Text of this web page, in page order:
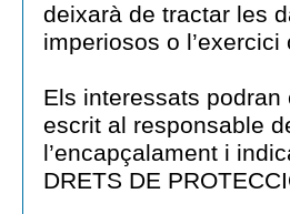
deixarà de tractar les
imperiosos o
Els interessats
escrit al responsable
l’encapçalament i
DRETS DE